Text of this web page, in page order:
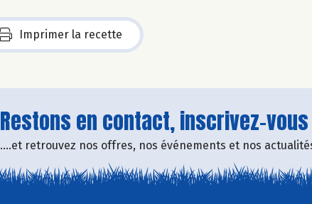
Imprimer la recette
Restons en contact, inscrivez-
....et retrouvez nos offres, nos événements et nos